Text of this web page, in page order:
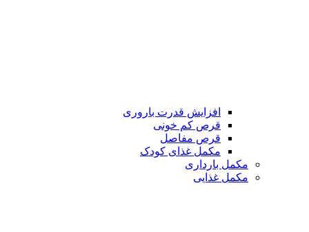
افزایش قدرت باروری
قرص کم خونی
قرص مفاصل
مکمل غذای کودک
مکمل بارداری
مکمل غذایی